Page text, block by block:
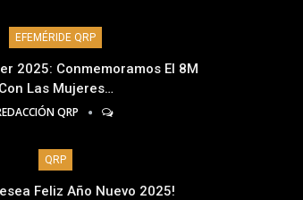
EFEMÉRIDE QRP
2025: Conmemoramos El 8M
Con Las Mujeres…
QRP
QRP
Feliz Año Nuevo 2025!